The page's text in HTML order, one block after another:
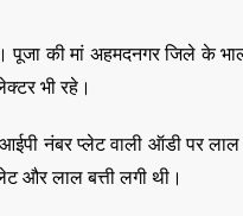
पूजा की मां अहमदनगर जिले के
भी रहे।
नंबर प्लेट वाली ऑडी पर
और लाल बत्ती लगी थी।